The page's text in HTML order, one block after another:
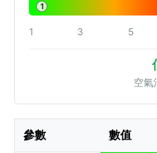
1
1 3 5
空氣
參數 數值